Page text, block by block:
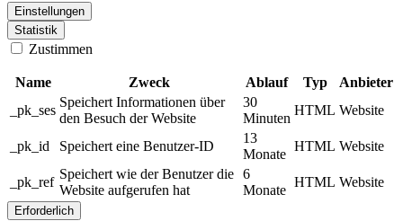
Einstellungen
Statistik
Zustimmen
Name Zweck Ablauf Typ
Anbieter
_pk_ses
Speichert Informationen über
den Besuch der Website
30
Minuten
HTML Website
_pk_id Speichert eine Benutzer-ID
13
Monate
HTML Website
_pk_ref
Speichert wie der Benutzer die
Website aufgerufen hat
6
Monate
HTML Website
Erforderlich